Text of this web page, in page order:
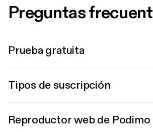
Preguntas
Prueba gratuita
Tipos de suscripción
Reproductor web de Podimo